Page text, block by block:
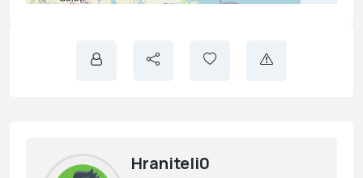
Hraniteli0